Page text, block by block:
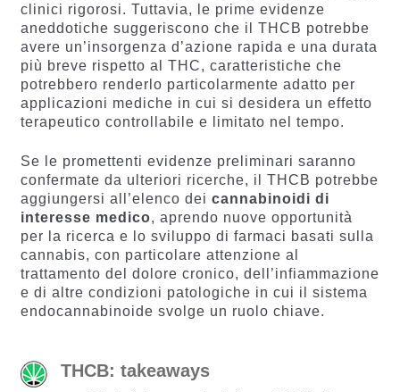
clinici rigorosi. Tuttavia, le prime evidenze
aneddotiche suggeriscono che il THCB potrebbe
avere un’insorgenza d’azione rapida e una durata
più breve rispetto al THC, caratteristiche che
potrebbero renderlo particolarmente adatto per
applicazioni mediche in cui si desidera un effetto
terapeutico controllabile e limitato nel tempo.
Se le promettenti evidenze preliminari saranno
confermate da ulteriori ricerche, il THCB potrebbe
aggiungersi all’elenco dei cannabinoidi di
interesse medico, aprendo nuove opportunità
per la ricerca e lo sviluppo di farmaci basati sulla
cannabis, con particolare attenzione al
trattamento del dolore cronico, dell’infiammazione
e di altre condizioni patologiche in cui il sistema
endocannabinoide svolge un ruolo chiave.
THCB: takeaways